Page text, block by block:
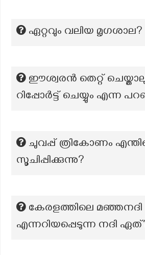
ഏറ്റവും വലിയ മൃഗശാല?
ഈശ്വരൻ തെറ്റ്
റിപ്പോർട്ട് ചെയ്യും എന്ന
ചുവപ്പ് ത്രികോണം
സൂചിപ്പിക്കുന്നു?
കേരളത്തിലെ മഞ്ഞനദി
എന്നറിയപ്പെടുന്ന നദി